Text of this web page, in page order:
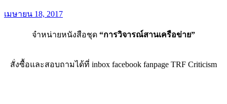
เมษายน 18, 2017
จำหน่ายหนังสือชุด “การวิจารณ์สานเครือข่าย”
สั่งซื้อและสอบถามได้ที่ inbox facebook fanpage TRF Criticism